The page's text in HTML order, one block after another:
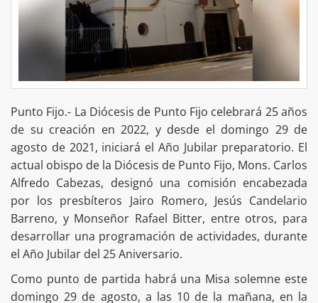
Punto Fijo.- La Diócesis de Punto Fijo celebrará 25 años
de su creación en 2022, y desde el domingo 29 de
agosto de 2021, iniciará el Año Jubilar preparatorio. El
actual obispo de la Diócesis de Punto Fijo, Mons. Carlos
Alfredo Cabezas, designó una comisión encabezada
por los presbíteros Jairo Romero, Jesús Candelario
Barreno, y Monseñor Rafael Bitter, entre otros, para
desarrollar una programación de actividades, durante
el Año Jubilar del 25 Aniversario.
Como punto de partida habrá una Misa solemne este
domingo 29 de agosto, a las 10 de la mañana, en la